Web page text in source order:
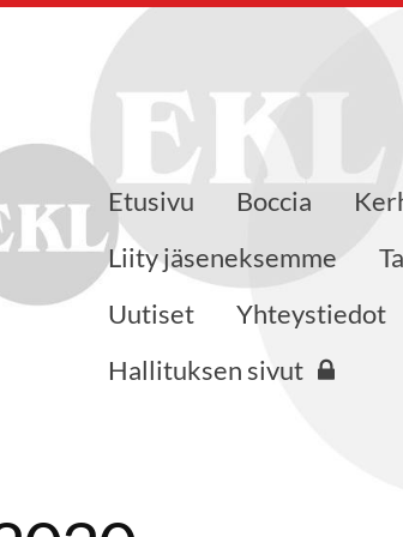
Etusivu Boccia
Liity jäseneksemme
Uutiset
Yhteystiedot
Hallituksen sivut